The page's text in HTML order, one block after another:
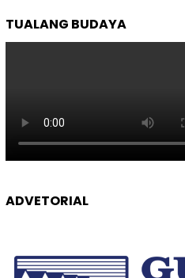
TUALANG BUDAYA
ADVETORIAL